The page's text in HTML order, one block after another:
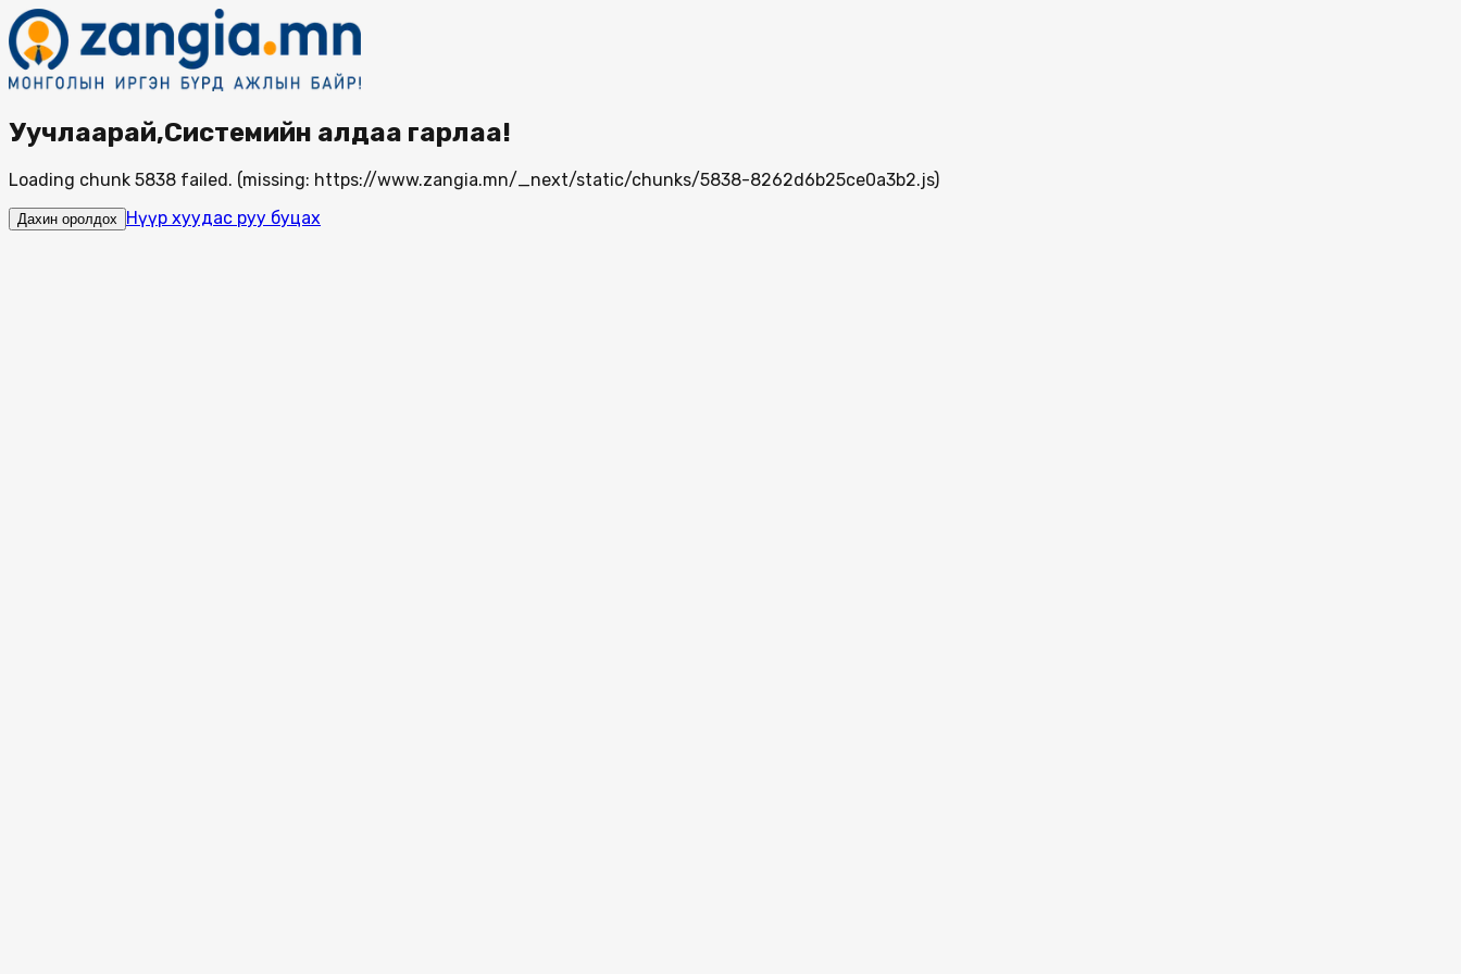
Уучлаарай,Системийн алдаа гарлаа!
Loading chunk 5838 failed. (missing: https://www.zangia.mn/_next/static/chunks/5838-8262d6b25ce0a3b2.js)
Дахин оролдох Нүүр хуудас руу буцах